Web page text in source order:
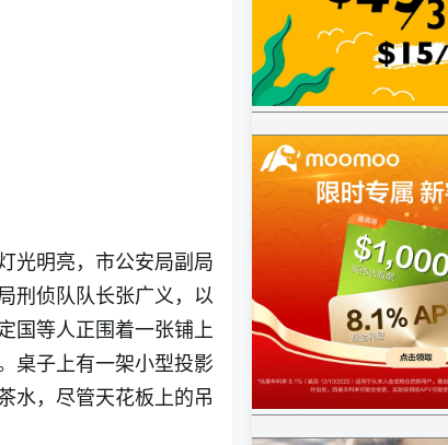
光明亮，市公安局副局
刑侦队队长张广义，以
国等人正围着一张铺上
桌子上有一架小型投影
水，尽管天花板上的吊